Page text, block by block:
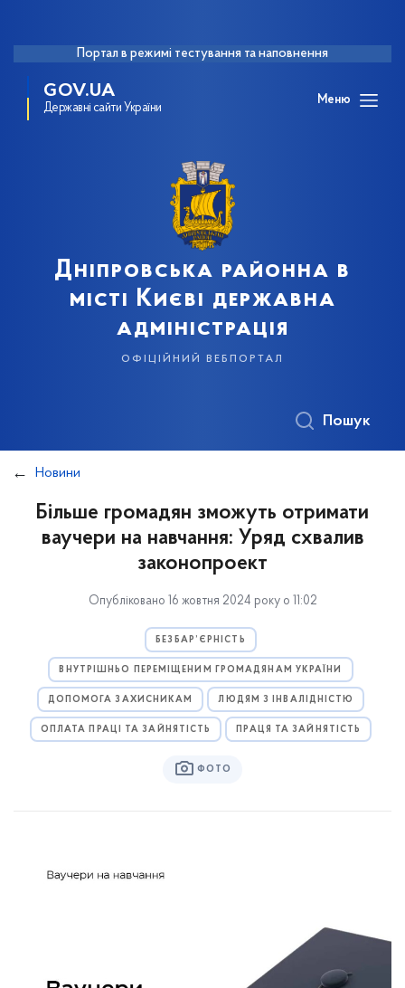
Портал в режимі тестування та наповнення
GOV.UA
Державні сайти України
Меню
Дніпровська районна в
місті Києві державна
адміністрація
офіційний вебпортал
Пошук
Новини
Більше громадян зможуть отримати
ваучери на навчання: Уряд cхвалив
законопроект
Опубліковано 16 жовтня 2024 року о 11:02
БЕЗБАР’ЄРНІСТЬ
ВНУТРІШНЬО ПЕРЕМІЩЕНИМ ГРОМАДЯНАМ УКРАЇНИ
ДОПОМОГА ЗАХИСНИКАМ ЛЮДЯМ З ІНВАЛІДНІСТЮ
ОПЛАТА ПРАЦІ ТА ЗАЙНЯТІСТЬ ПРАЦЯ ТА ЗАЙНЯТІСТЬ
ФОТО